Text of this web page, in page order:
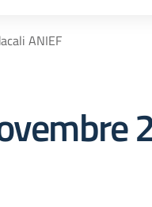
ANIEF